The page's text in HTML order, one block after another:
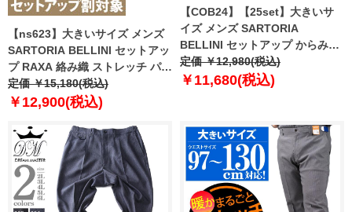
【ns623】大きいサイズ メンズ
SARTORIA BELLINI セットアッ
プ RAXA 絡み織 ストレッチ パン
ツ 春夏新作 tzpt-33b 【fre】
定価 ￥15,180(税込)
￥12,900(税込)
【COB24】【25set】大きいサ
イズ メンズ SARTORIA
BELLINI セットアップ からみ織
り ストレッチ パンツ 軽量 防シ
ワ 高通気 tzpt-1b
定価 ￥12,980(税込)
￥11,680(税込)